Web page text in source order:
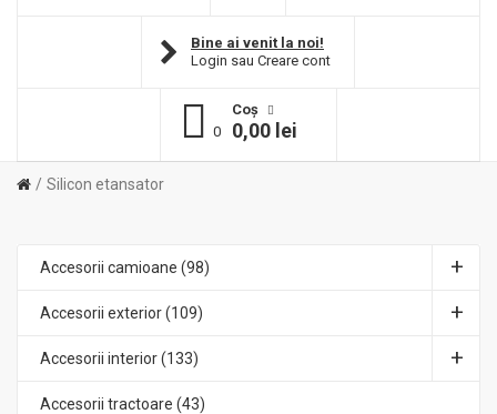
Bine ai venit la noi!
Login sau Creare cont
Coş
0
0,00 lei
Silicon etansator
Accesorii camioane (98)
Accesorii exterior (109)
Accesorii interior (133)
Accesorii tractoare (43)